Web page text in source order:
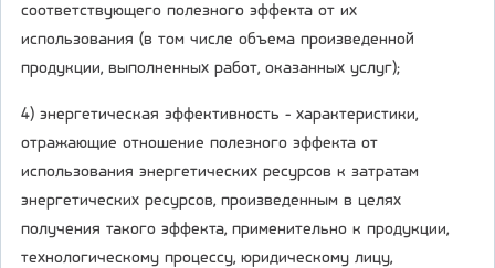
соответствующего полезного эффекта от их
использования (в том числе объема произведенной
продукции, выполненных работ, оказанных услуг);
4) энергетическая эффективность - характеристики,
отражающие отношение полезного эффекта от
использования энергетических ресурсов к затратам
энергетических ресурсов, произведенным в целях
получения такого эффекта, применительно к продукции,
технологическому процессу, юридическому лицу,